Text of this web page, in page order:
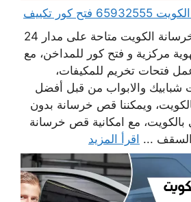
كور تكييف
خدمات شركة قص خرسانة الكويت متاحة على مدار 24
مركزية و فتح كور للمداخن، مع
فتحات تخريم للمكيفات،
شبابيك والابواب من قبل أفضل
ويمكننا قص خرسانة بدون
بالكويت، مع امكانية قص خرسانة
... اقرأ المزيد